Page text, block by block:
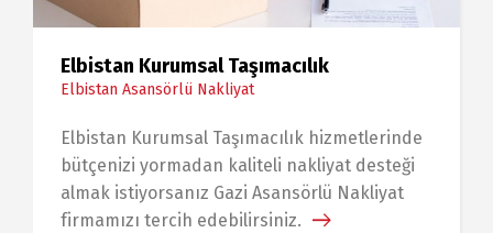
Elbistan Kurumsal Taşımacılık
Elbistan Asansörlü Nakliyat
Elbistan Kurumsal Taşımacılık hizmetlerinde
bütçenizi yormadan kaliteli nakliyat desteği
almak istiyorsanız Gazi Asansörlü Nakliyat
firmamızı tercih edebilirsiniz.